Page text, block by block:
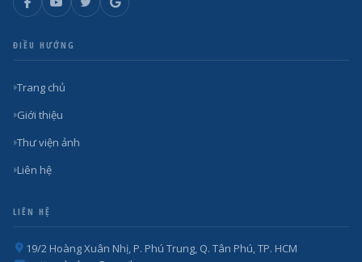
ĐIỀU HƯỚNG
Trang chủ
Giới thiệu
Thư viện ảnh
Liên hệ
LIÊN HỆ
19/2 Hoàng Xuân Nhị, P. Phú Trung, Q. Tân Phú, TP. HCM